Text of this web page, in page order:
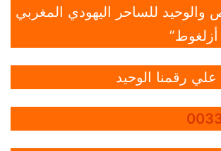
للساحر اليهودي المغربي
أزلغوط”
علي رقمنا الوحيد